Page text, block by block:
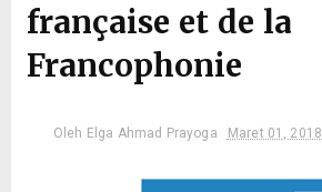
française et de la
Francophonie
Oleh Elga Ahmad Prayoga Maret 01, 2018